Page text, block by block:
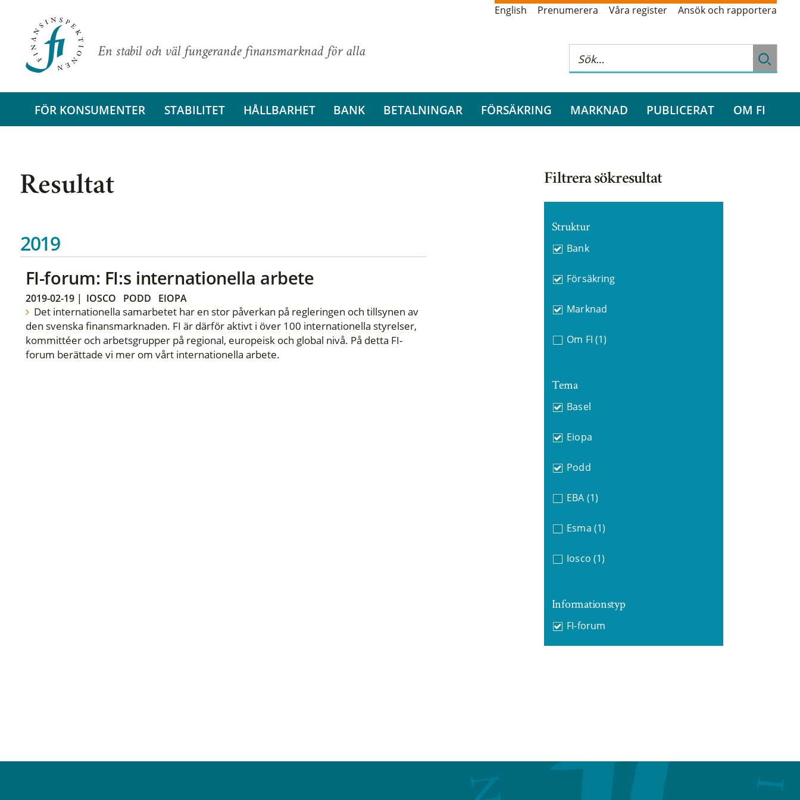
En stabil och väl fungerande finansmarknad för alla
English Prenumerera Våra register Ansök och rapportera
FÖR KONSUMENTER STABILITET HÅLLBARHET BANK BETALNINGAR FÖRSÄKRING MARKNAD PUBLICERAT OM FI
Resultat
2019
FI-forum: FI:s internationella arbete
2019-02-19| IOSCO PODD EIOPA
Det internationella samarbetet har en stor påverkan på regleringen och tillsynen av
den svenska finansmarknaden. FI är därför aktivt i över 100 internationella styrelser,
kommittéer och arbetsgrupper på regional, europeisk och global nivå. På detta FI-
forum berättade vi mer om vårt internationella arbete.
Filtrera sökresultat
Struktur
Bank
Försäkring
Marknad
Om FI (1)
Tema
Basel
Eiopa
Podd
EBA (1)
Esma (1)
Iosco (1)
Informationstyp
FI-forum